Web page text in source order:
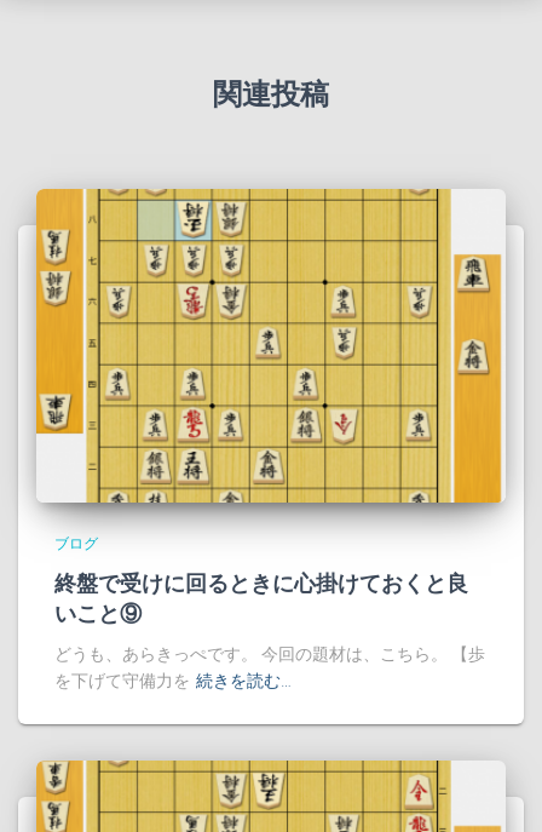
関連投稿
ブログ
終盤で受けに回るときに心掛けておくと良
いこと⑨
どうも、あらきっぺです。 今回の題材は、こちら。 【歩
を下げて守備力を 続きを読む…